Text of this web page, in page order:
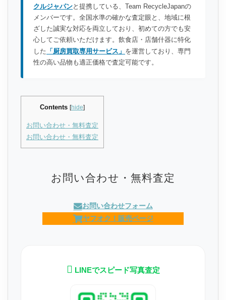
クルジャパンと提携している、Team RecycleJapanの
メンバーです。全国水準の確かな査定眼と、地域に根
ざした誠実な対応を両立しており、初めての方でも安
心してご依頼いただけます。飲食店・店舗什器に特化
した 「厨房買取専用サービス」 を運営しており、専門
性の高い品物も適正価格で査定可能です。
Contents [hide]
お問い合わせ・無料査定
お問い合わせ・無料査定
お問い合わせ・無料査定
お問い合わせフォーム
ヤフオク！販売ページ
LINEでスピード写真査定